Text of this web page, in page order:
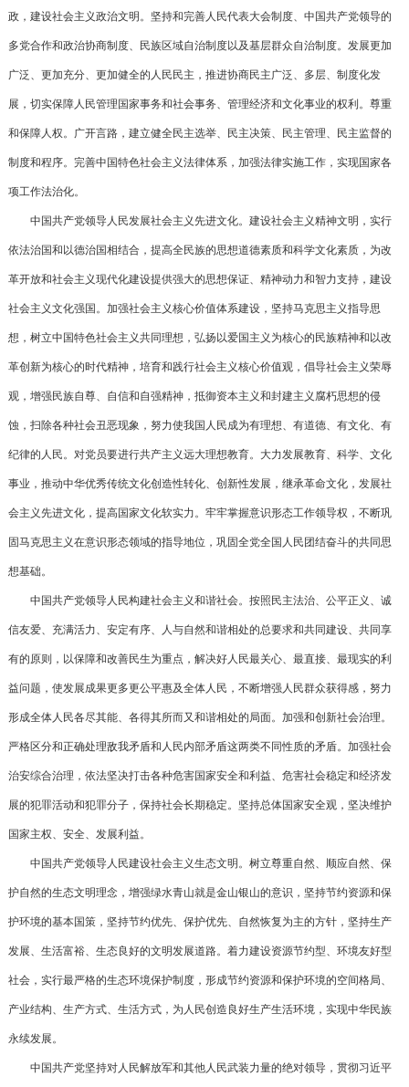
政，建设社会主义政治文明。坚持和完善人民代表大会制度、中国共产党领导的
多党合作和政治协商制度、民族区域自治制度以及基层群众自治制度。发展更加
广泛、更加充分、更加健全的人民民主，推进协商民主广泛、多层、制度化发
展，切实保障人民管理国家事务和社会事务、管理经济和文化事业的权利。尊重
和保障人权。广开言路，建立健全民主选举、民主决策、民主管理、民主监督的
制度和程序。完善中国特色社会主义法律体系，加强法律实施工作，实现国家各
项工作法治化。
中国共产党领导人民发展社会主义先进文化。建设社会主义精神文明，实行
依法治国和以德治国相结合，提高全民族的思想道德素质和科学文化素质，为改
革开放和社会主义现代化建设提供强大的思想保证、精神动力和智力支持，建设
社会主义文化强国。加强社会主义核心价值体系建设，坚持马克思主义指导思
想，树立中国特色社会主义共同理想，弘扬以爱国主义为核心的民族精神和以改
革创新为核心的时代精神，培育和践行社会主义核心价值观，倡导社会主义荣辱
观，增强民族自尊、自信和自强精神，抵御资本主义和封建主义腐朽思想的侵
蚀，扫除各种社会丑恶现象，努力使我国人民成为有理想、有道德、有文化、有
纪律的人民。对党员要进行共产主义远大理想教育。大力发展教育、科学、文化
事业，推动中华优秀传统文化创造性转化、创新性发展，继承革命文化，发展社
会主义先进文化，提高国家文化软实力。牢牢掌握意识形态工作领导权，不断巩
固马克思主义在意识形态领域的指导地位，巩固全党全国人民团结奋斗的共同思
想基础。
中国共产党领导人民构建社会主义和谐社会。按照民主法治、公平正义、诚
信友爱、充满活力、安定有序、人与自然和谐相处的总要求和共同建设、共同享
有的原则，以保障和改善民生为重点，解决好人民最关心、最直接、最现实的利
益问题，使发展成果更多更公平惠及全体人民，不断增强人民群众获得感，努力
形成全体人民各尽其能、各得其所而又和谐相处的局面。加强和创新社会治理。
严格区分和正确处理敌我矛盾和人民内部矛盾这两类不同性质的矛盾。加强社会
治安综合治理，依法坚决打击各种危害国家安全和利益、危害社会稳定和经济发
展的犯罪活动和犯罪分子，保持社会长期稳定。坚持总体国家安全观，坚决维护
国家主权、安全、发展利益。
中国共产党领导人民建设社会主义生态文明。树立尊重自然、顺应自然、保
护自然的生态文明理念，增强绿水青山就是金山银山的意识，坚持节约资源和保
护环境的基本国策，坚持节约优先、保护优先、自然恢复为主的方针，坚持生产
发展、生活富裕、生态良好的文明发展道路。着力建设资源节约型、环境友好型
社会，实行最严格的生态环境保护制度，形成节约资源和保护环境的空间格局、
产业结构、生产方式、生活方式，为人民创造良好生产生活环境，实现中华民族
永续发展。
中国共产党坚持对人民解放军和其他人民武装力量的绝对领导，贯彻习近平